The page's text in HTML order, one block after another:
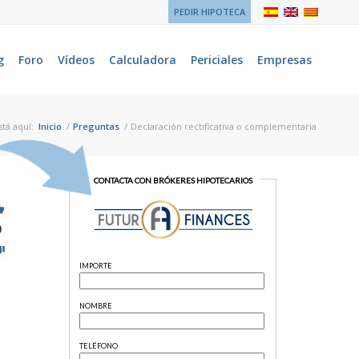
PEDIR HIPOTECA
Foro Vídeos Calculadora Periciales Empresas
aquí: Inicio / Preguntas / Declaración rectificativa o complementaria